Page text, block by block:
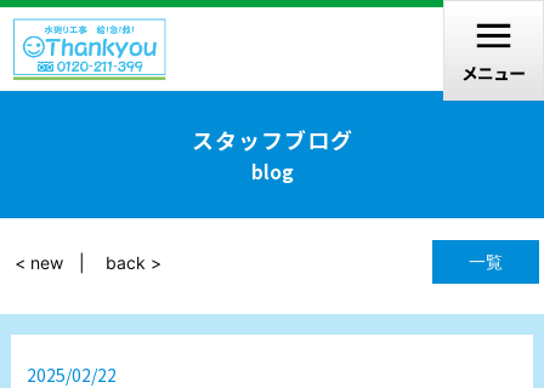
スタッフブログ
blog
一覧
< new back >
2025/02/22